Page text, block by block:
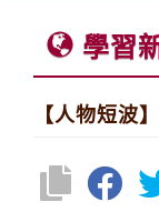
學習
【人物短波